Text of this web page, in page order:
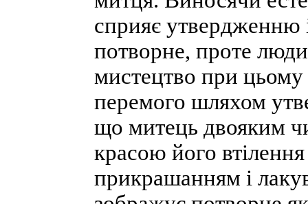
сприяє
потворне, проте
мистецтво при цьому
перемого шляхом
що митець двояким
красою його
прикрашанням і